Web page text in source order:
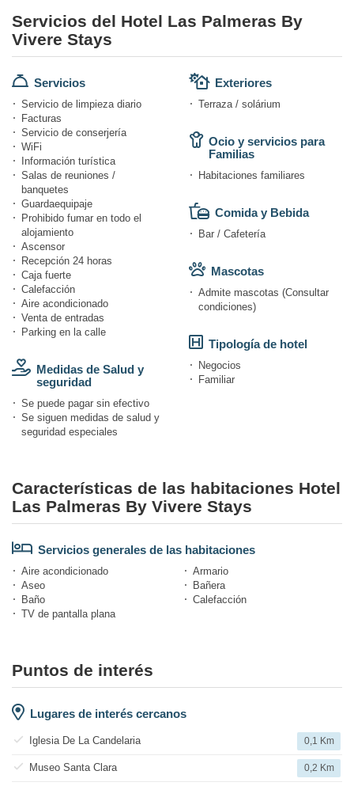
Servicios del Hotel Las Palmeras By
Vivere Stays
Servicios
Servicio de limpieza diario
Facturas
Servicio de conserjería
WiFi
Información turística
Salas de reuniones /
banquetes
Guardaequipaje
Prohibido fumar en todo el
alojamiento
Ascensor
Recepción 24 horas
Caja fuerte
Calefacción
Aire acondicionado
Venta de entradas
Parking en la calle
Medidas de Salud y
seguridad
Se puede pagar sin efectivo
Se siguen medidas de salud y
seguridad especiales
Exteriores
Terraza / solárium
Ocio y servicios para
Familias
Habitaciones familiares
Comida y Bebida
Bar / Cafetería
Mascotas
Admite mascotas (Consultar
condiciones)
Tipología de hotel
Negocios
Familiar
Características de las habitaciones Hotel
Las Palmeras By Vivere Stays
Servicios generales de las habitaciones
Aire acondicionado
Armario
Aseo
Bañera
Baño
Calefacción
TV de pantalla plana
Puntos de interés
Lugares de interés cercanos
Iglesia De La Candelaria 0,1 Km
Museo Santa Clara 0,2 Km